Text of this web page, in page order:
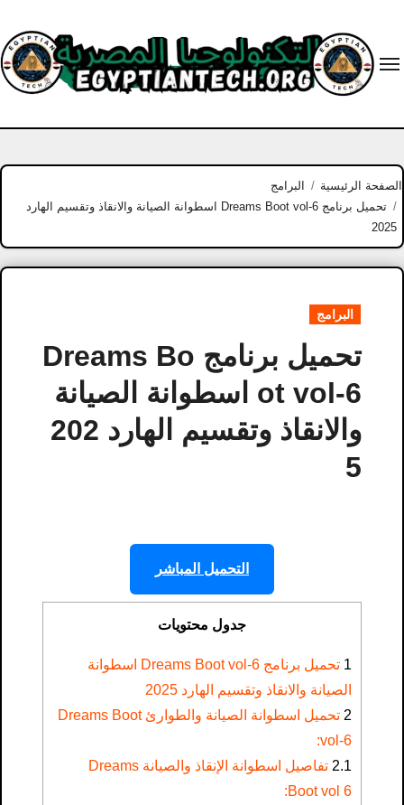
content
الصفحة الرئيسية
البرامج
تحميل برنامج Dreams Boot vol-6 اسطوانة الصيانة والانقاذ وتقسيم الهارد
2025
البرامج
تحميل برنامج Dreams Bo
ot vol-6 اسطوانة الصيانة
والانقاذ وتقسيم الهارد 202
5
التحميل المباشر
جدول محتويات
1
تحميل برنامج Dreams Boot vol-6 اسطوانة
الصيانة والانقاذ وتقسيم الهارد 2025
2
تحميل اسطوانة الصيانة والطوارئ Dreams Boot
vol-6:
2.1
تفاصيل اسطوانة الإنقاذ والصيانة Dreams
Boot vol 6: